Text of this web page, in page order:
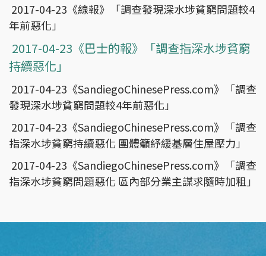
2017-04-23《線報》「調查發現深水埗貧窮問題較4
年前惡化」
2017-04-23《巴士的報》「調查指深水埗貧窮
持續惡化」
2017-04-23《SandiegoChinesePress.com》「調查
發現深水埗貧窮問題較4年前惡化」
2017-04-23《SandiegoChinesePress.com》「調查
指深水埗貧窮持續惡化 團體籲紓緩基層住屋壓力」
2017-04-23《SandiegoChinesePress.com》「調查
指深水埗貧窮問題惡化 區內部分業主謀求隨時加租」